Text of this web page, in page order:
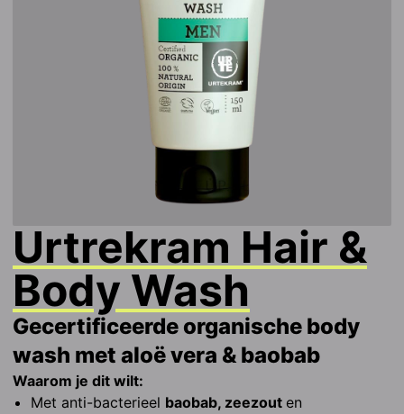
Urtrekram Hair &
Body Wash
Gecertificeerde organische body
wash met aloë vera & baobab
Waarom je dit wilt:
Met anti-bacterieel baobab, zeezout